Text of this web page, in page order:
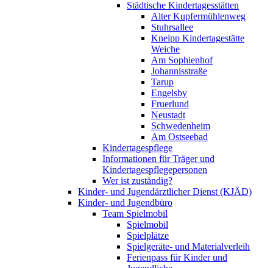
Städtische Kindertagesstätten
Alter Kupfermühlenweg
Stuhrsallee
Kneipp Kindertagestätte
Weiche
Am Sophienhof
Johannisstraße
Tarup
Engelsby
Fruerlund
Neustadt
Schwedenheim
Am Ostseebad
Kindertagespflege
Informationen für Träger und
Kindertagespflegepersonen
Wer ist zuständig?
Kinder- und Jugendärztlicher Dienst (KJÄD)
Kinder- und Jugendbüro
Team Spielmobil
Spielmobil
Spielplätze
Spielgeräte- und Materialverleih
Ferienpass für Kinder und